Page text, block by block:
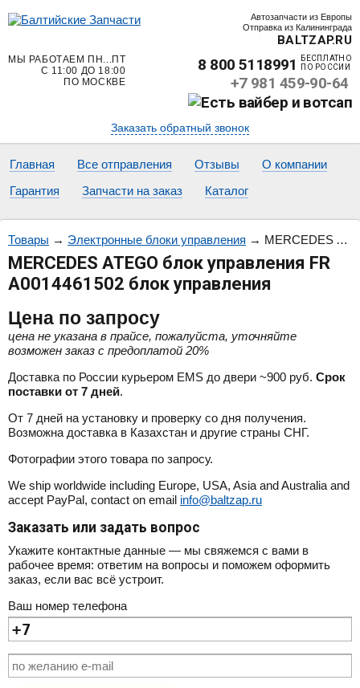
Автозапчасти из Европы
Отправка из Калининграда
BALTZAP.RU
МЫ РАБОТАЕМ ПН...ПТ
С 11:00 ДО 18:00
ПО МОСКВЕ
8 800 5118991
БЕСПЛАТНО
ПО РОССИИ
+7 981 459-90-64
Заказать обратный звонок
Главная Все отправления Отзывы
О компании
Гарантия
Запчасти на заказ Каталог
Товары → Электронные блоки управления → MERCEDES ATEGO блок управления FR A0014461502 блок управления
MERCEDES ATEGO блок управления FR
A0014461502 блок управления
Цена по запросу
цена не указана в прайсе, пожалуйста, уточняйте
возможен заказ с предоплатой 20%
Доставка по России курьером EMS до двери ~900 руб. Срок
поставки от 7 дней.
От 7 дней на установку и проверку со дня получения.
Возможна доставка в Казахстан и другие страны СНГ.
Фотографии этого товара по запросу.
We ship worldwide including Europe, USA, Asia and Australia and
accept PayPal, contact on email info@baltzap.ru
Заказать или задать вопрос
Укажите контактные данные — мы свяжемся с вами в
рабочее время: ответим на вопросы и поможем оформить
заказ, если вас всё устроит.
Ваш номер телефона